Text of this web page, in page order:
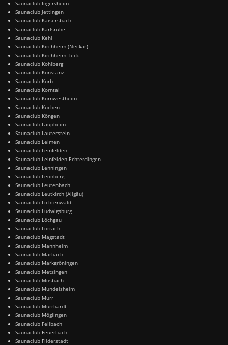
Saunaclub Ingersheim
Saunaclub Jettingen
Saunaclub Kaisersbach
Saunaclub Karlsruhe
Saunaclub Kehl
Saunaclub Kirchheim (Neckar)
Saunaclub Kirchheim Teck
Saunaclub Kohlberg
Saunaclub Konstanz
Saunaclub Korb
Saunaclub Korntal
Saunaclub Kornwestheim
Saunaclub Kuchen
Saunaclub Köngen
Saunaclub Laupheim
Saunaclub Lauterstein
Saunaclub Leimen
Saunaclub Leinfelden
Saunaclub Leinfelden-Echterdingen
Saunaclub Lenningen
Saunaclub Leonberg
Saunaclub Leutenbach
Saunaclub Leutkirch (Allgäu)
Saunaclub Lichtenwald
Saunaclub Ludwigsburg
Saunaclub Löchgau
Saunaclub Lörrach
Saunaclub Magstadt
Saunaclub Mannheim
Saunaclub Marbach
Saunaclub Markgröningen
Saunaclub Metzingen
Saunaclub Mosbach
Saunaclub Mundelsheim
Saunaclub Murr
Saunaclub Murrhardt
Saunaclub Möglingen
Saunaclub Fellbach
Saunaclub Feuerbach
Saunaclub Filderstadt